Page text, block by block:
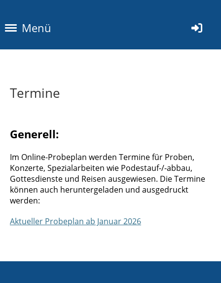
Menü
Termine
Generell:
Im Online-Probeplan werden Termine für Proben,
Konzerte, Spezialarbeiten wie Podestauf-/-abbau,
Gottesdienste und Reisen ausgewiesen. Die Termine
können auch heruntergeladen und ausgedruckt
werden:
Aktueller Probeplan ab Januar 2026